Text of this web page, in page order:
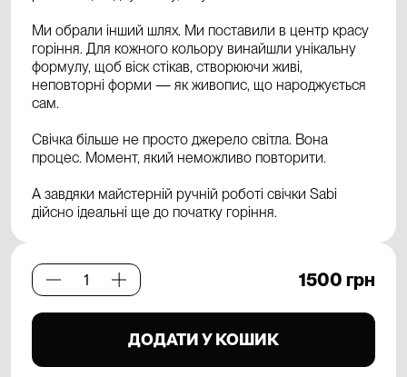
Ми обрали інший шлях. Ми поставили в центр красу
горіння. Для кожного кольору винайшли унікальну
формулу, щоб віск стікав, створюючи живі,
неповторні форми — як живопис, що народжується
сам.
Свічка більше не просто джерело світла. Вона
процес. Момент, який неможливо повторити.
А завдяки майстерній ручній роботі свічки Sabi
дійсно ідеальні ще до початку горіння.
Path
Set.
кількість
1500 грн
ДОДАТИ У КОШИК